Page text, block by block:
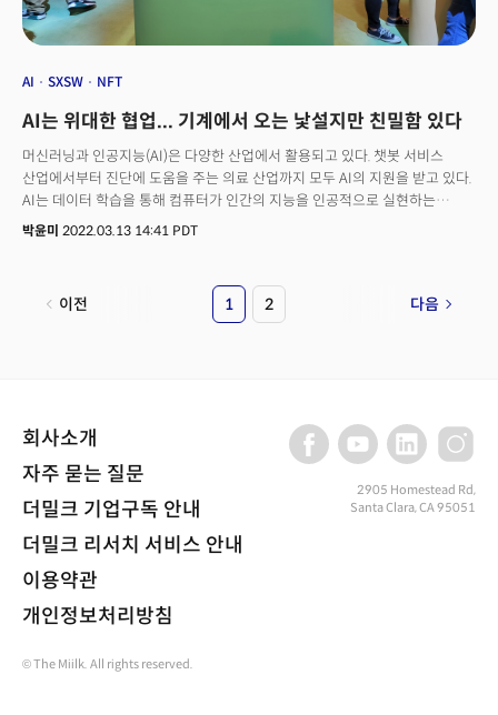
떠올리며 창의적인 도약을 하는 방법에 대해 나눴다. 그는 다양한 역할을 통해
창의적 실험과 목적 지향적인 방향 사이에 올바른 균형을 유지하기 위한 깊은
정리했다.
AI SXSW NFT
AI는 위대한 협업... 기계에서 오는 낯설지만 친밀함 있다
머신러닝과 인공지능(AI)은 다양한 산업에서 활용되고 있다. 챗봇 서비스
산업에서부터 진단에 도움을 주는 의료 산업까지 모두 AI의 지원을 받고 있다.
AI는 데이터 학습을 통해 컴퓨터가 인간의 지능을 인공적으로 실현하는
기술이다. 과연 체계적이고 반복적인 머신러닝, AI 기술이 창의성과 감성을
(SXSW, South by South West) 컨퍼런스에 출연해 머신러닝과 AI는 음악
영역에서도 인간의 잠재력을 발휘할 수 있도록 한다고 주장했다. 그는 예술
Second self는 그가 그의 AI 비트박싱 디지털 트윈과 협업한 프로젝트다.
음악 중에서도 음성에 집중하는 예프는 그가 공연할 때 만들어낸 소리를
기반으로 100시간 AI 오디오의 방대한 음성 데이터 세트를 사용해 이 작품을
만들었다. 예프는 이 데이터 샘플을 통해 수백 가지의 새로운 표현을 만들 수
있었다며 “이것은 완전히 새로운 작곡을 할 수 있는 새로운 팔레트였다”라고
말했다.
박윤미 2022.03.13 14:41 PDT
이전 1 2 다음
회사소개
자주 묻는 질문
더밀크 기업구독 안내
더밀크 리서치 서비스 안내
이용약관
개인정보처리방침
2905 Homestead Rd,
Santa Clara, CA 95051
© The Miilk. All rights reserved.